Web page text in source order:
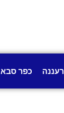
רעננה כפר סבא